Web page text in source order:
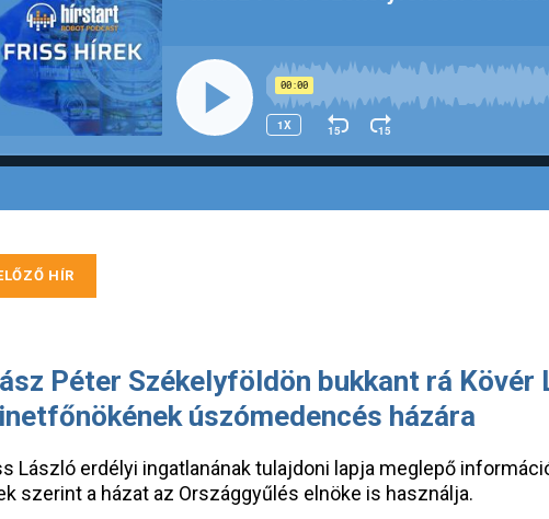
Péter Székelyföldön bukkant rá Kövér
úszómedencés házára
László erdélyi ingatlanának tulajdoni lapja meglepő
szerint a házat az Országgyűlés elnöke is használja.